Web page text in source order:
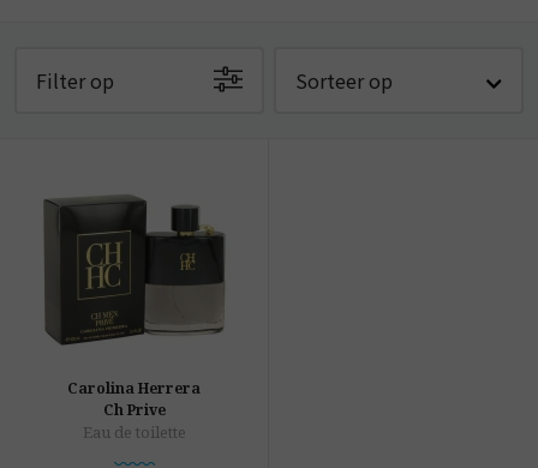
Filter op Sorteer op
Carolina Herrera
Ch Prive
Eau de toilette